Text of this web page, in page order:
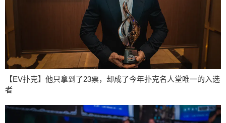
【EV扑克】他只拿到了23票，却成了今年扑克名人堂唯一的入选
者